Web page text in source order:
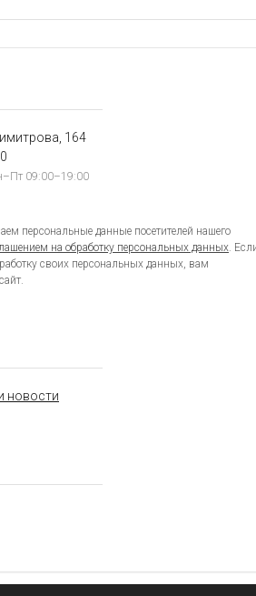
164
09:00–19:00
персональные данные посетителей нашего
на обработку персональных данных.
своих персональных данных, вам
новости